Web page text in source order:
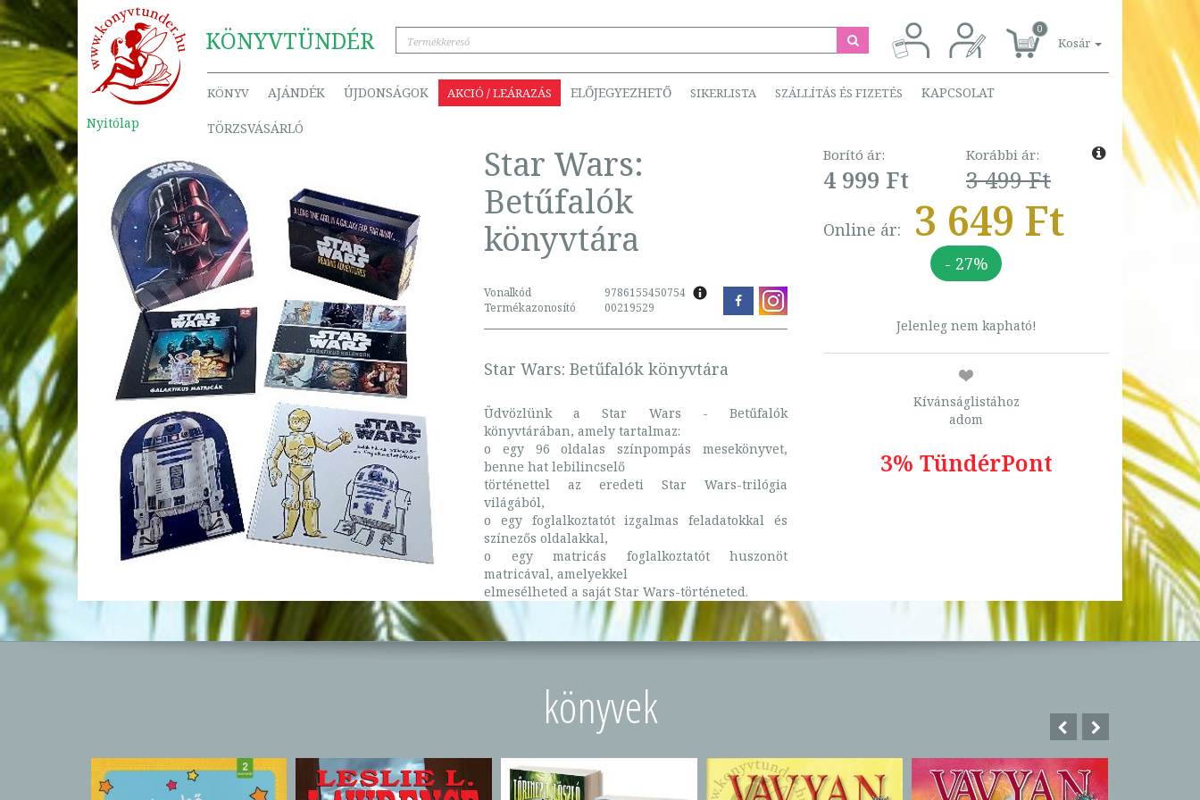
KÖNYVTÜNDÉR 0
Kosár
KÖNYV AJÁNDÉK ÚJDONSÁGOK AKCIÓ / LEÁRAZÁS ELŐJEGYEZHETŐ SIKERLISTA SZÁLLÍTÁS ÉS FIZETÉS KAPCSOLAT
TÖRZSVÁSÁRLÓ
Nyitólap
Star Wars:
Betűfalók
könyvtára
Vonalkód
9786155450754
Termékazonosító
00219529
Star Wars: Betűfalók könyvtára
Üdvözlünk a Star Wars - Betűfalók
könyvtárában, amely tartalmaz:
o egy 96 oldalas színpompás mesekönyvet,
benne hat lebilincselő
történettel az eredeti Star Wars-trilógia
világából,
o egy foglalkoztatót izgalmas feladatokkal és
színezős oldalakkal,
o egy matricás foglalkoztatót huszonöt
matricával, amelyekkel
elmesélheted a saját Star Wars-történeted.
Borító ár:
4 999 Ft
Korábbi ár:
3 499 Ft
Online ár: 3 649 Ft
- 27%
Jelenleg nem kapható!
Kívánságlistához
adom
3% TündérPont
könyvek